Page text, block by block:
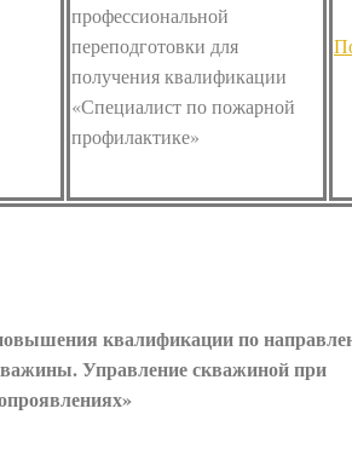
профессиональной
переподготовки для
получения квалификации
«Специалист по пожарной
профилактике»
квалификации по
Управление скважиной при